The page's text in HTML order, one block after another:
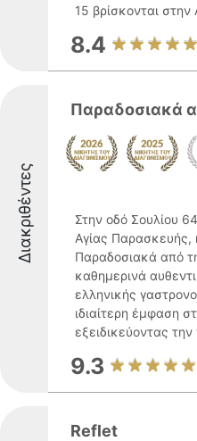
15 βρίσκονται στην
8.4
Διακριθέντες
Παραδοσιακά
Στην οδό Σουλίου
Αγίας Παρασκευής,
Παραδοσιακά από
καθημερινά
ελληνικής
ιδιαίτερη έμφαση
εξειδικεύοντας
9.3
Reflet